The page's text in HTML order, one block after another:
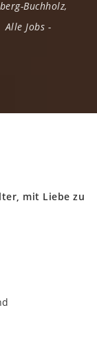
Buchholz,
Alle Jobs -
mit Liebe zu